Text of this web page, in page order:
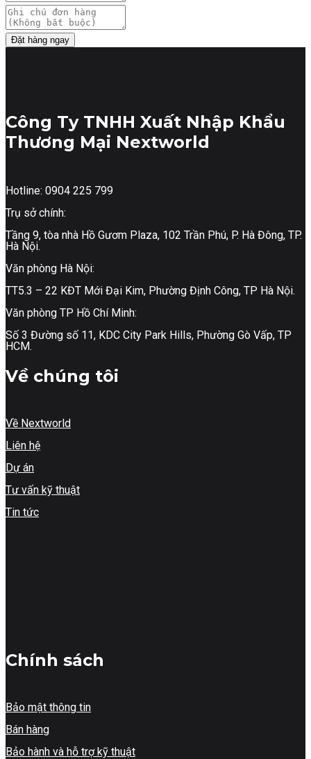
Đặt hàng ngay
Công Ty TNHH Xuất Nhập Khẩu
Thương Mại Nextworld
Hotline: 0904 225 799
Trụ sở chính:
Tầng 9, tòa nhà Hồ Gươm Plaza, 102 Trần Phú, P. Hà Đông, TP.
Hà Nội.
Văn phòng Hà Nội:
TT5.3 – 22 KĐT Mới Đại Kim, Phường Định Công, TP Hà Nội.
Văn phòng TP Hồ Chí Minh:
Số 3 Đường số 11, KDC City Park Hills, Phường Gò Vấp, TP
HCM.
Về chúng tôi
Về Nextworld
Liên hệ
Dự án
Tư vấn kỹ thuật
Tin tức
Chính sách
Bảo mật thông tin
Bán hàng
Bảo hành và hỗ trợ kỹ thuật